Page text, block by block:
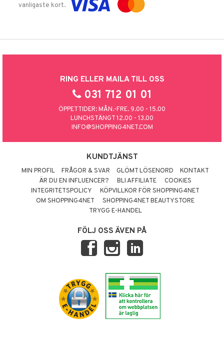
vanligaste kort.
RING ELLER MAILA TILL OSS
031 712 01 01
ÖPPETTIDER: MÅN.-FRE. 9.00 - 15.00
LUNCHSTÄNGT 12.00 - 13.00
INFO@SHOPPING4NET.COM
KUNDTJÄNST
MIN PROFIL FRÅGOR & SVAR GLÖMT LÖSENORD
KONTAKT
ÄR DU EN INFLUENCER?
BLI AFFILIATE
COOKIES
INTEGRITETSPOLICY
KÖPVILLKOR FÖR SHOPPING4NET
OM SHOPPING4NET
SHOPPING4NET BEAUTYSTORE
TRYGG E-HANDEL
FÖLJ OSS ÄVEN PÅ